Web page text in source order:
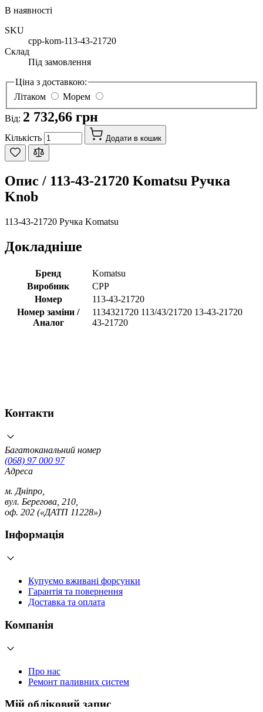
В наявності
SKU
cpp-kom-113-43-21720
Склад
Під замовлення
Ціна з доставкою:
Літаком
Морем
Від: 2 732,66 грн
Кількість Додати в кошик
Опис / 113-43-21720 Komatsu Ручка
Knob
113-43-21720 Ручка Komatsu
Докладніше
Бренд
Komatsu
Виробник
CPP
Номер
113-43-21720
Номер заміни /
Аналог
1134321720 113/43/21720 13-43-21720
43-21720
Контакти
Багатоканальний номер
(068) 97 000 97
Адреса
м. Дніпро,
вул. Берегова, 210,
оф. 202 («ДАТП 11228»)
Інформація
Купуємо вживані форсунки
Гарантія та повернення
Доставка та оплата
Компанія
Про нас
Ремонт паливних систем
Мій обліковий запис